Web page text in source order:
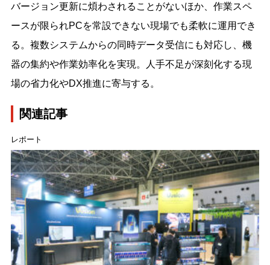
バージョン更新に煩わされることがないほか、作業スペ
ースが限られPCを常設できない現場でも柔軟に運用でき
る。複数システムからの同時データ受信にも対応し、機
器の集約や作業効率化を実現。人手不足が深刻化する現
場の省力化やDX推進に寄与する。
関連記事
レポート